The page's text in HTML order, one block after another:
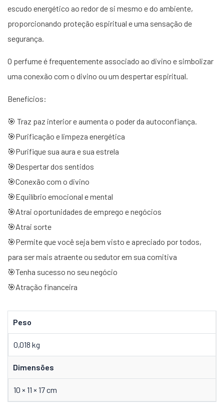
escudo energético ao redor de si mesmo e do ambiente,
proporcionando proteção espiritual e uma sensação de
segurança.
O perfume é frequentemente associado ao divino e simbolizar
uma conexão com o divino ou um despertar espiritual.
Benefícios:
🎯 Traz paz interior e aumenta o poder da autoconfiança.
🎯Purificação e limpeza energética
🎯Purifique sua aura e sua estrela
🎯Despertar dos sentidos
🎯Conexão com o divino
🎯Equilíbrio emocional e mental
🎯Atrai oportunidades de emprego e negócios
🎯Atrai sorte
🎯Permite que você seja bem visto e apreciado por todos,
para ser mais atraente ou sedutor em sua comitiva
🎯Tenha sucesso no seu negócio
🎯Atração financeira
Peso
0,018 kg
Dimensões
10 × 11 × 17 cm